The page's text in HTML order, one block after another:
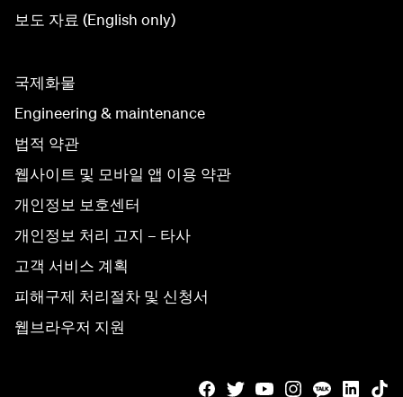
보도 자료 (English only)
국제화물
Engineering & maintenance
법적 약관
웹사이트 및 모바일 앱 이용 약관
개인정보 보호센터
개인정보 처리 고지 – 타사
고객 서비스 계획
피해구제 처리절차 및 신청서
웹브라우저 지원